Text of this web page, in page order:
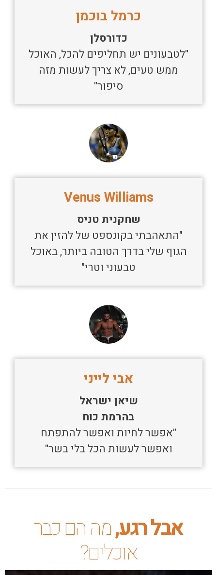
כדורסלן
"לטבעונים יש תחליפים להכל, האוכל
ממש טעים, לא צריך לעשות מזה
סיפור"
כרמל בוכמן
שחקנית טניס
"התאהבתי בקונספט של להזין את
הגוף שלי בדרך הטובה ביותר, באוכל
טבעוני וטרי"
Venus Williams
שיאן ישראל
בהרמת כוח
"אפשר לחיות ואפשר להתפתח
ואפשר לעשות הכל בלי בשר"
אבי לייני
אבלרגע,מה הם כבר
אוכלים?